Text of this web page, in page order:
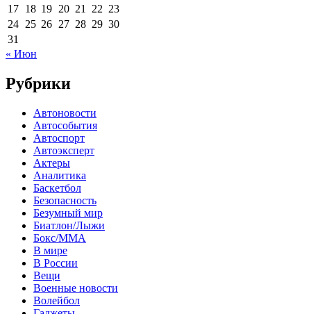
17 18 19 20 21 22 23
24 25 26 27 28 29 30
31
« Июн
Рубрики
Автоновости
Автособытия
Автоспорт
Автоэксперт
Актеры
Аналитика
Баскетбол
Безопасность
Безумный мир
Биатлон/Лыжи
Бокс/MMA
В мире
В России
Вещи
Военные новости
Волейбол